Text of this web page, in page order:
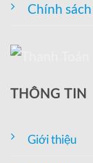
Chính
THÔNG TIN
Giới thiệu